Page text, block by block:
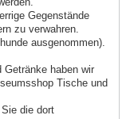
Gegenstände
zu verwahren.
ausgenommen).
Getränke haben wir
Tische und
die dort